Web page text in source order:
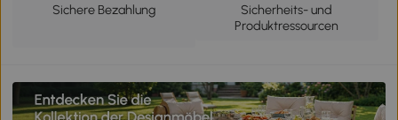
Sichere Bezahlung
Sicherheits- und
Produktressourcen